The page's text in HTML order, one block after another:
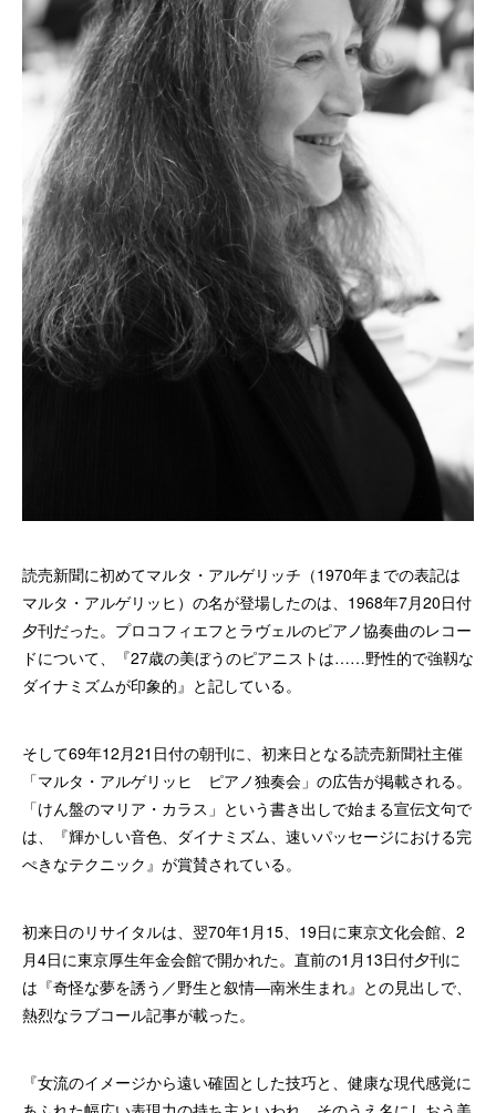
読売新聞に初めてマルタ・アルゲリッチ（1970年までの表記は
マルタ・アルゲリッヒ）の名が登場したのは、1968年7月20日付
夕刊だった。プロコフィエフとラヴェルのピアノ協奏曲のレコー
ドについて、『27歳の美ぼうのピアニストは……野性的で強靱な
ダイナミズムが印象的』と記している。
そして69年12月21日付の朝刊に、初来日となる読売新聞社主催
「マルタ・アルゲリッヒ ピアノ独奏会」の広告が掲載される。
「けん盤のマリア・カラス」という書き出しで始まる宣伝文句で
は、『輝かしい音色、ダイナミズム、速いパッセージにおける完
ぺきなテクニック』が賞賛されている。
初来日のリサイタルは、翌70年1月15、19日に東京文化会館、2
月4日に東京厚生年金会館で開かれた。直前の1月13日付夕刊に
は『奇怪な夢を誘う／野生と叙情―南米生まれ』との見出しで、
熱烈なラブコール記事が載った。
『女流のイメージから遠い確固とした技巧と、健康な現代感覚に